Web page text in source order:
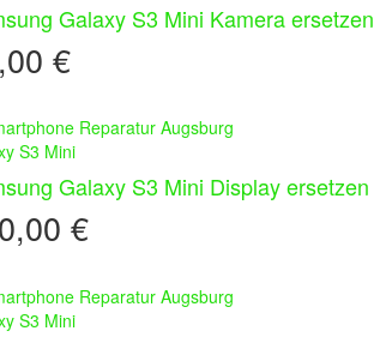
Galaxy S3 Mini Kamera ersetzen
€
S3 Mini
Galaxy S3 Mini Display ersetzen
€
S3 Mini